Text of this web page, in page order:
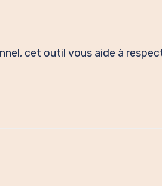
cet outil vous aide à